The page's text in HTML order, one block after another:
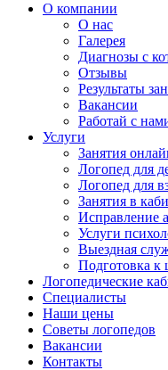
О компании
О нас
Галерея
Диагнозы с
Отзывы
Результаты
Вакансии
Работай с
Услуги
Занятия
Логопед для
Логопед для
Занятия в
Исправление
Услуги
Выездная
Подготовка к
Логопедические
Специалисты
Наши цены
Советы логопедов
Вакансии
Контакты